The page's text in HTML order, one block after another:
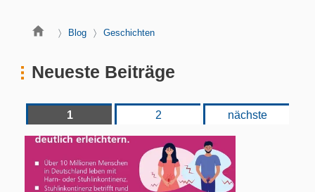
Blog Geschichten
Neueste Beiträge
1 2 nächste